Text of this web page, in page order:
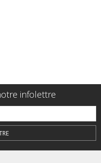
infolettre